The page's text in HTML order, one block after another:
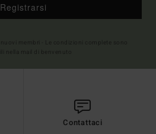
Registrarsi
Contattaci